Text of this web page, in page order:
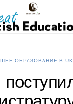
ОБРАЗОВАНИЕ В UK